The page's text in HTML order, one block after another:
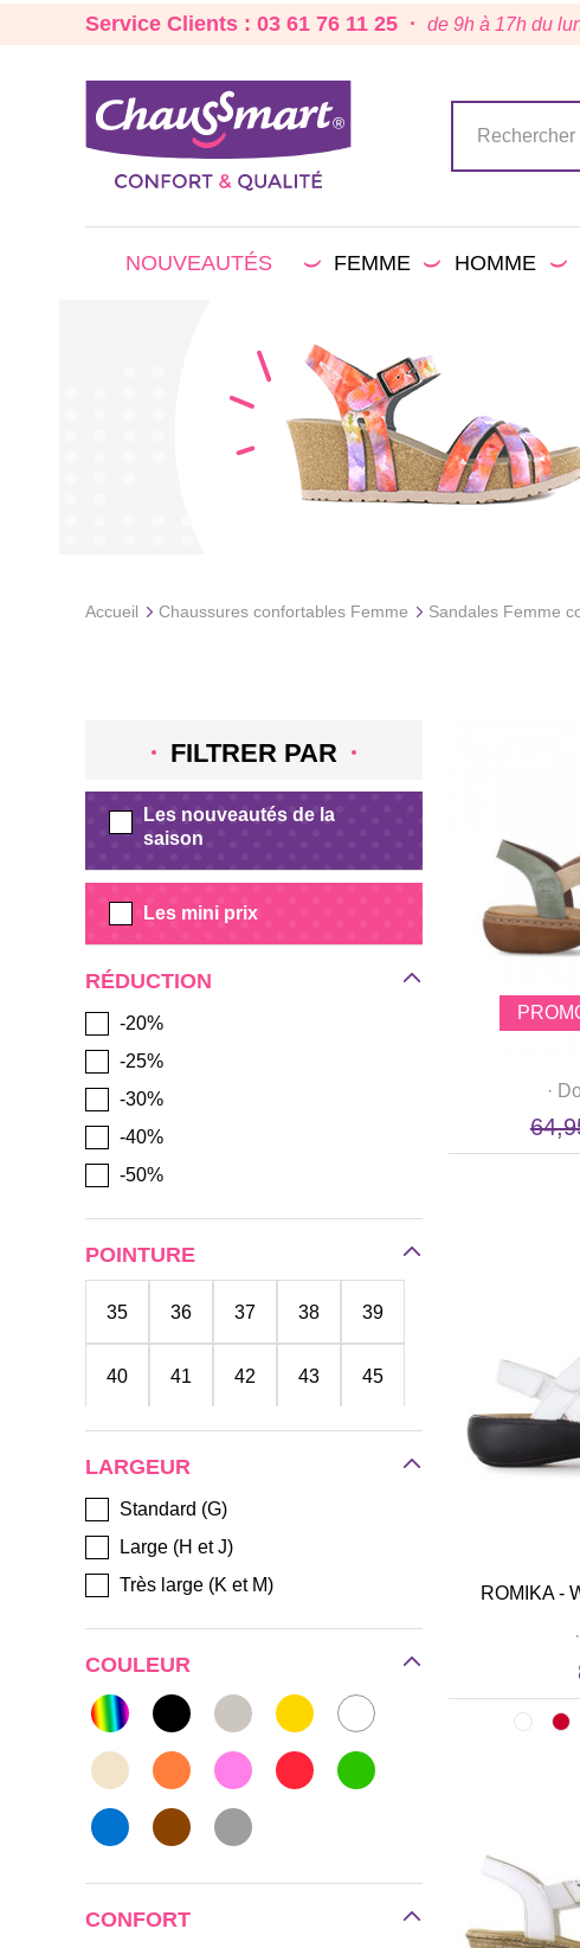
Service Clients : 03 61 76 11 25 · de 9h à 17h du
NOUVEAUTÉS FEMME HOMME
Accueil Chaussures confortables Femme Sandales Femme
FILTRER PAR
Les nouveautés de la
saison
Les mini prix
RÉDUCTION
-20%
-25%
-30%
-40%
-50%
POINTURE
35 36 37 38 39
40 41 42 43 45
LARGEUR
Standard (G)
Large (H et J)
Très large (K et M)
COULEUR
CONFORT
·
ROMIKA -
·